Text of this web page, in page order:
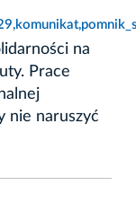
na
Prace
nie naruszyć